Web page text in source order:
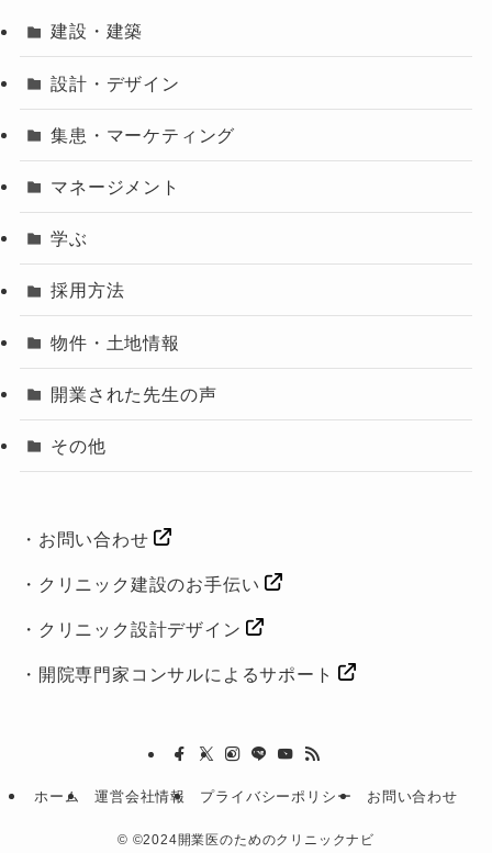
建設・建築
設計・デザイン
集患・マーケティング
マネージメント
学ぶ
採用方法
物件・土地情報
開業された先生の声
その他
・ お問い合わせ
・ クリニック建設のお手伝い
・ クリニック設計デザイン
・ 開院専門家コンサルによるサポート
ホーム 運営会社情報 プライバシーポリシー お問い合わせ
© ©️2024開業医のためのクリニックナビ